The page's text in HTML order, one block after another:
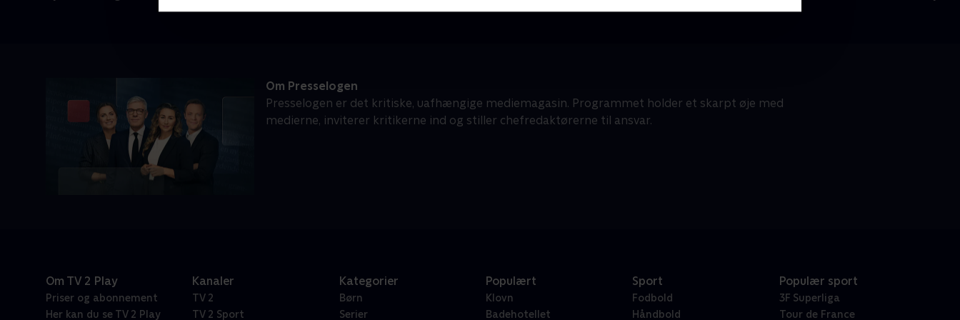
Om Presselogen
Presselogen er det kritiske, uafhængige mediemagasin. Programmet holder et skarpt øje med
medierne, inviterer kritikerne ind og stiller chefredaktørerne til ansvar.
Om TV 2 Play
Priser og abonnement
Her kan du se TV 2 Play
Kanaler
TV 2
TV 2 Sport
Kategorier
Børn
Serier
Populært
Klovn
Badehotellet
Sport
Fodbold
Håndbold
Populær sport
3F Superliga
Tour de France